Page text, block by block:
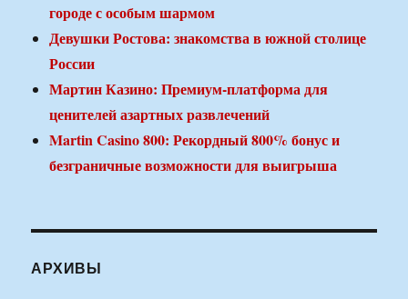
городе с особым шармом
Девушки Ростова: знакомства в южной столице
России
Мартин Казино: Премиум-платформа для
ценителей азартных развлечений
Martin Casino 800: Рекордный 800% бонус и
безграничные возможности для выигрыша
АРХИВЫ